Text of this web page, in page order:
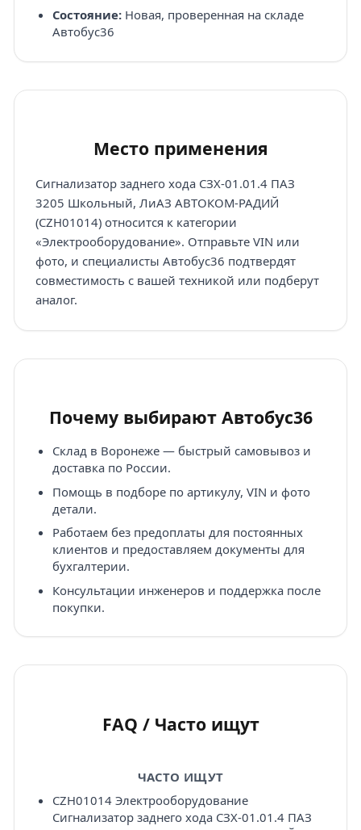
Состояние:Новая, проверенная на складе
Автобус36
Место применения
Сигнализатор заднего хода СЗХ-01.01.4 ПАЗ
3205 Школьный, ЛиАЗ АВТОКОМ-РАДИЙ
(CZH01014) относится к категории
«Электрооборудование». Отправьте VIN или
фото, и специалисты Автобус36 подтвердят
совместимость с вашей техникой или подберут
аналог.
Почему выбирают Автобус36
Склад в Воронеже — быстрый самовывоз и
доставка по России.
Помощь в подборе по артикулу, VIN и фото
детали.
Работаем без предоплаты для постоянных
клиентов и предоставляем документы для
бухгалтерии.
Консультации инженеров и поддержка после
покупки.
FAQ / Часто ищут
ЧАСТО ИЩУТ
CZH01014 Электрооборудование
Сигнализатор заднего хода СЗХ-01.01.4 ПАЗ